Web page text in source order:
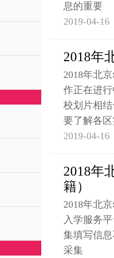
息的重要
2019-04-16
2018年
2018年北
作正在进
校划片相
要了解各
2019-04-16
2018年
籍）
2018年北
入学服务
集填写信
采集